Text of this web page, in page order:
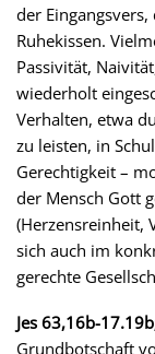
der
Ruhekissen.
Passivität,
wiederholt
Verhalten, etwa
zu leisten, in
Gerechtigkeit –
der Mensch Gott
(Herzensreinheit,
sich auch im
gerechte
Jes 63,16b-
Grundbotschaft